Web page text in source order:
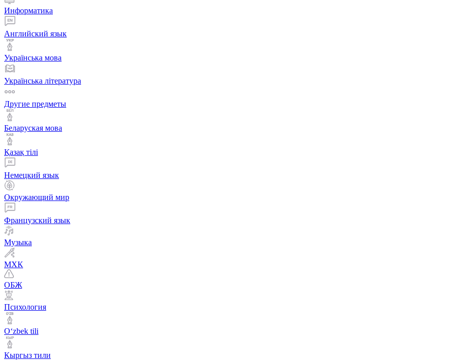
Информатика
Английский язык
Українська мова
Українська література
Другие предметы
Беларуская мова
Қазақ тiлi
Немецкий язык
Окружающий мир
Французский язык
Музыка
МХК
ОБЖ
Психология
Оʻzbek tili
Кыргыз тили